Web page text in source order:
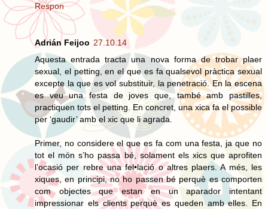
Respon
Adrián Feijoo 27.10.14
Aquesta entrada tracta una nova forma de trobar plaer
sexual, el petting, en el que es fa qualsevol pràctica sexual
excepte la que es vol substituir, la penetració. En la escena
es veu una festa de joves que, també amb pastilles,
practiquen tots el petting. En concret, una xica fa el possible
per ‘gaudir’ amb el xic que li agrada.
Primer, no considere el que es fa com una festa, ja que no
tot el món s’ho passa bé, solament els xics que aprofiten
l’ocasió per rebre una fel•lació o altres plaers. A més, les
xiques, en principi, no ho passen bé perquè es comporten
com objectes que estan en un aparador intentant
impressionar els clients perquè es queden amb elles. En